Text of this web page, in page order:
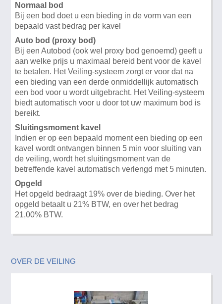
Normaal bod
Bij een bod doet u een bieding in de vorm van een
bepaald vast bedrag per kavel
Auto bod (proxy bod)
Bij een Autobod (ook wel proxy bod genoemd) geeft u
aan welke prijs u maximaal bereid bent voor de kavel
te betalen. Het Veiling-systeem zorgt er voor dat na
een bieding van een derde onmiddellijk automatisch
een bod voor u wordt uitgebracht. Het Veiling-systeem
biedt automatisch voor u door tot uw maximum bod is
bereikt.
Sluitingsmoment kavel
Indien er op een bepaald moment een bieding op een
kavel wordt ontvangen binnen 5 min voor sluiting van
de veiling, wordt het sluitingsmoment van de
betreffende kavel automatisch verlengd met 5 minuten.
Opgeld
Het opgeld bedraagt 19% over de bieding. Over het
opgeld betaalt u 21% BTW, en over het bedrag
21,00% BTW.
OVER DE VEILING